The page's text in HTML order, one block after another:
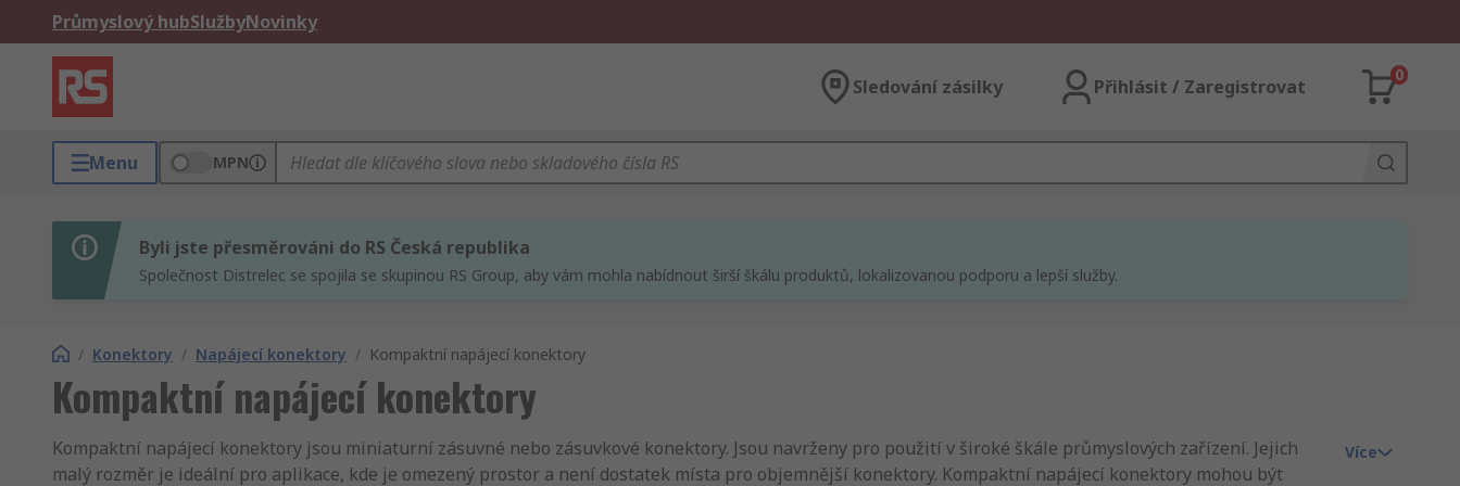
Průmyslový hubSlužbyNovinky
Sledování zásilky Přihlásit / Zaregistrovat
0
Menu MPN
Byli jste přesměrováni do RS Česká republika
Společnost Distrelec se spojila se skupinou RS Group, aby vám mohla nabídnout širší škálu produktů, lokalizovanou podporu a lepší služby.
/ Konektory / Napájecí konektory / Kompaktní napájecí konektory
Kompaktní napájecí konektory
Kompaktní napájecí konektory jsou miniaturní zásuvné nebo zásuvkové konektory. Jsou navrženy pro použití v široké škále průmyslových zařízení. Jejich
malý rozměr je ideální pro aplikace, kde je omezený prostor a není dostatek místa pro objemnější konektory. Kompaktní napájecí konektory mohou být
Více